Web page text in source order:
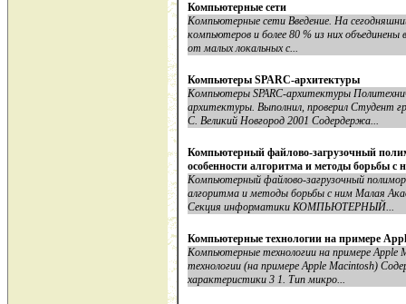
Компьютерные сети
Компьютерные сети Введение. На
компьютеров и более 80 % из них
от малых локальных с...
Компьютеры SPARC-архитектуры
Компьютеры SPARC-архитектуры
архитектуры. Выполнил, проверил Студент
С. Великий Новгород 2001 Содердержа...
Компьютерный файлово-загрузочный
особенности алгоритма и методы борьбы с
Компьютерный файлово-загрузочный
алгоритма и методы борьбы с ним Малая
Секция информатики КОМПЬЮТЕРНЫЙ...
Компьютерные технологии на примере
Компьютерные технологии на примере
технологии (на примере Apple Macintosh)
характеристики 3 1. Тип микpо...